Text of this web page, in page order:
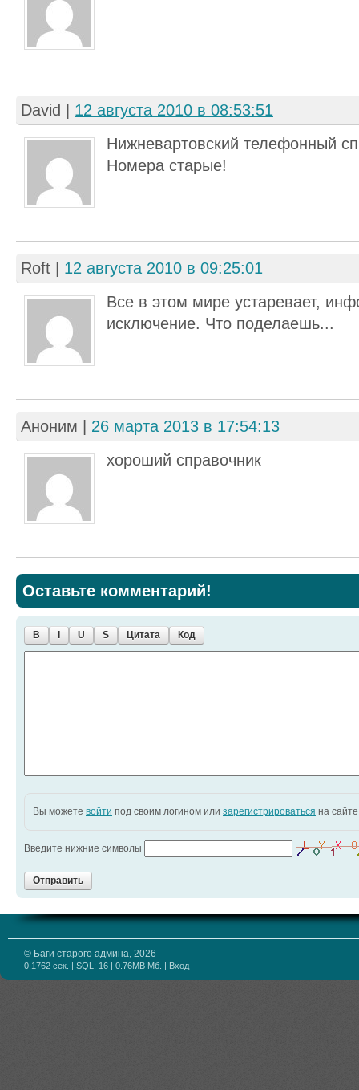
David
12 августа 2010 в 08:53:51
Нижневартовский телефонный
Номера старые!
Roft
12 августа 2010 в 09:25:01
Все в этом мире устаревает,
исключение. Что поделаешь...
Аноним
26 марта 2013 в 17:54:13
хороший справочник
Оставьте комментарий!
B U S Цитата Код
Вы можете войти под своим логином или зарегистрироваться на
Введите нижние символы
Отправить
© Баги старого админа, 2026
0.1762 сек. | SQL: 16 | 0.76MB Мб. | Вход